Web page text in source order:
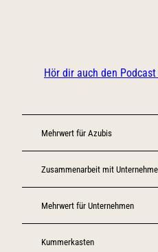
Hör dir auch den
Mehrwert für Azubis
Zusammenarbeit mit
Mehrwert für Unternehmen
Kummerkasten